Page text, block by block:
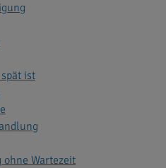
ist
Wartezeit